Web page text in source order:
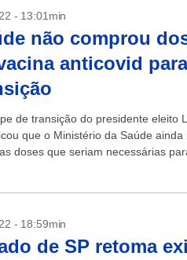
- 13:01min
não comprou
anticovid
de transição do presidente eleito
que o Ministério da Saúde
doses que seriam necessárias
- 18:59min
de SP retoma